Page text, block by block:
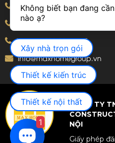
Bảo hành:09240.99999(8:00
Hotline: 092.774.8888
Hotline: 092.924.5555
info@maxhomegroup.vn
CÔNG TY
NỘI
Giấy phép
Không biết bạn đang
Xây nhà trọn gói
Thiết kế kiến trúc
Thiết kế nội thất
1